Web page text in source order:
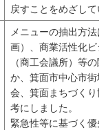
戻すことをめざして
メニューの抽出方法
画）、商業活性化ビ
（商工会議所）等の
か、箕面市中心市街
会、箕面まちづくり
考にしました。
緊急性等に基づく優